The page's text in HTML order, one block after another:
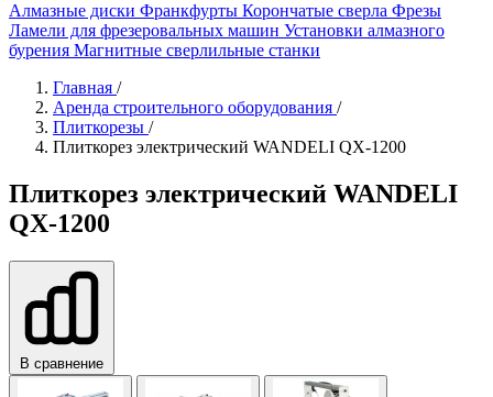
Алмазные диски Франкфурты Корончатые сверла Фрезы
Ламели для фрезеровальных машин Установки алмазного
бурения Магнитные сверлильные станки
Главная /
Аренда строительного оборудования /
Плиткорезы /
Плиткорез электрический WANDELI QX-1200
Плиткорез электрический WANDELI
QX-1200
В сравнение